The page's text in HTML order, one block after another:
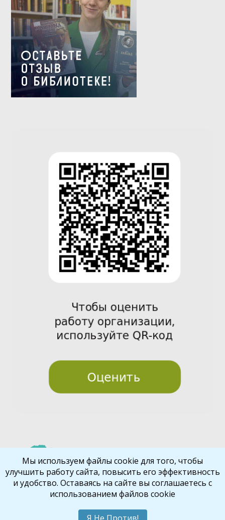
vio
t
Библиокрай© 2026
Шаблон от
WP Puzzle
Мы используем файлы cookie для того, чтобы
улучшить работу сайта, повысить его эффективность
и удобство. Оставаясь на сайте вы соглашаетесь с
использованием файлов cookie